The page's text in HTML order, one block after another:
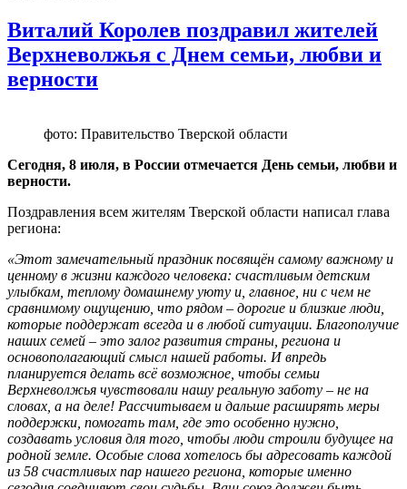
Виталий Королев поздравил жителей
Верхневолжья с Днем семьи, любви и
верности
фото: Правительство Тверской области
Сегодня, 8 июля, в России отмечается День семьи, любви и
верности.
Поздравления всем жителям Тверской области написал глава
региона:
«Этот замечательный праздник посвящён самому важному и
ценному в жизни каждого человека: счастливым детским
улыбкам, теплому домашнему уюту и, главное, ни с чем не
сравнимому ощущению, что рядом – дорогие и близкие люди,
которые поддержат всегда и в любой ситуации. Благополучие
наших семей – это залог развития страны, региона и
основополагающий смысл нашей работы. И впредь
планируется делать всё возможное, чтобы семьи
Верхневолжья чувствовали нашу реальную заботу – не на
словах, а на деле! Рассчитываем и дальше расширять меры
поддержки, помогать там, где это особенно нужно,
создавать условия для того, чтобы люди строили будущее на
родной земле. Особые слова хотелось бы адресовать каждой
из 58 счастливых пар нашего региона, которые именно